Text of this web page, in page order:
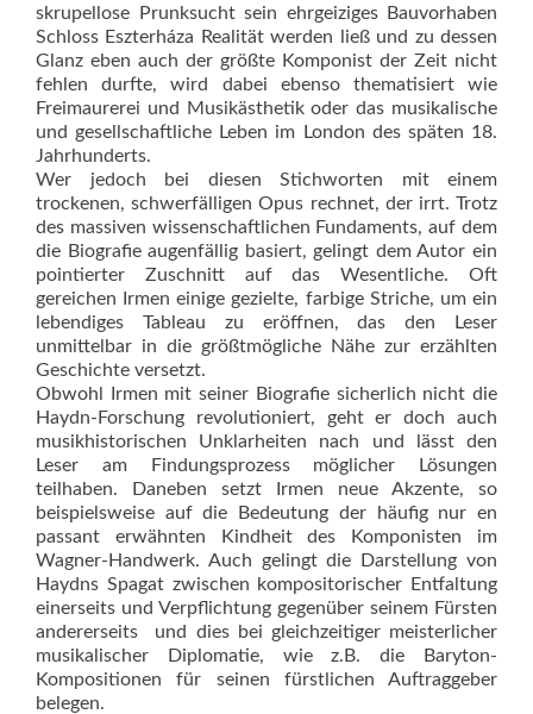
skrupellose Prunksucht sein ehrgeiziges Bauvorhaben
Schloss Eszterháza Realität werden ließ und zu dessen
Glanz eben auch der größte Komponist der Zeit nicht
fehlen durfte, wird dabei ebenso thematisiert wie
Freimaurerei und Musikästhetik oder das musikalische
und gesellschaftliche Leben im London des späten 18.
Jahrhunderts.
Wer jedoch bei diesen Stichworten mit einem
trockenen, schwerfälligen Opus rechnet, der irrt. Trotz
des massiven wissenschaftlichen Fundaments, auf dem
die Biografie augenfällig basiert, gelingt dem Autor ein
pointierter Zuschnitt auf das Wesentliche. Oft
gereichen Irmen einige gezielte, farbige Striche, um ein
lebendiges Tableau zu eröffnen, das den Leser
unmittelbar in die größtmögliche Nähe zur erzählten
Geschichte versetzt.
Obwohl Irmen mit seiner Biografie sicherlich nicht die
Haydn-Forschung revolutioniert, geht er doch auch
musikhistorischen Unklarheiten nach und lässt den
Leser am Findungsprozess möglicher Lösungen
teilhaben. Daneben setzt Irmen neue Akzente, so
beispielsweise auf die Bedeutung der häufig nur en
passant erwähnten Kindheit des Komponisten im
Wagner-Handwerk. Auch gelingt die Darstellung von
Haydns Spagat zwischen kompositorischer Entfaltung
einerseits und Verpflichtung gegenüber seinem Fürsten
andererseits  und dies bei gleichzeitiger meisterlicher
musikalischer Diplomatie, wie z.B. die Baryton-
Kompositionen für seinen fürstlichen Auftraggeber
belegen.